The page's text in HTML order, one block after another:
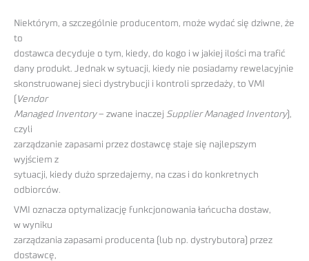
Niektórym, a szczególnie producentom, może wydać się dziwne, że
to
dostawca decyduje o tym, kiedy, do kogo i w jakiej ilości ma trafić
dany produkt. Jednak w sytuacji, kiedy nie posiadamy rewelacyjnie
skonstruowanej sieci dystrybucji i kontroli sprzedaży, to VMI
Vendor
Managed Inventory– zwane inaczej Supplier Managed Inventory),
czyli
zarządzanie zapasami przez dostawcę staje się najlepszym
wyjściem z
sytuacji, kiedy dużo sprzedajemy, na czas i do konkretnych
odbiorców.
VMI oznacza optymalizację funkcjonowania łańcucha dostaw,
w wyniku
zarządzania zapasami producenta (lub np. dystrybutora) przez
dostawcę,